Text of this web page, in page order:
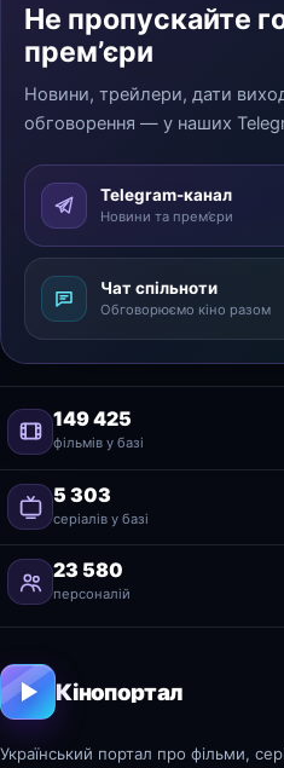
Не пропускайте
прем’єри
Новини, трейлери, дати
обговорення — у наших
Telegram-канал
Новини та прем’єри
Чат спільноти
Обговорюємо кіно разом
149 425
фільмів у базі
5 303
серіалів у базі
23 580
персоналій
Кінопортал
Український портал про фільми,